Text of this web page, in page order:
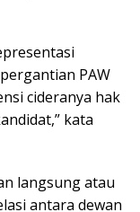
PAW
cideranya hak
kata
langsung atau
antara dewan